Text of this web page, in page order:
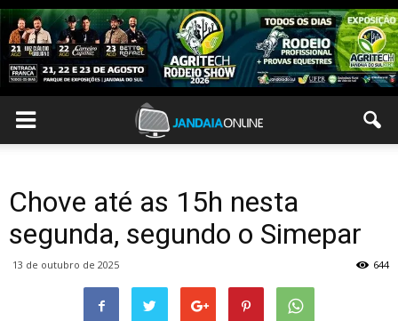
Chove até as 15h nesta
segunda, segundo o Simepar
13 de outubro de 2025 644